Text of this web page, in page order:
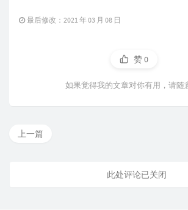
最后修改：2021 年 03 月 08 日
赞0
如果觉得我的文章对你有用，请随
上一篇
此处评论已关闭